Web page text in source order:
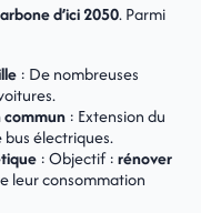
d’ici 2050. Parmi
: De nombreuses
commun : Extension du
électriques.
: Objectif :rénover
leur consommation